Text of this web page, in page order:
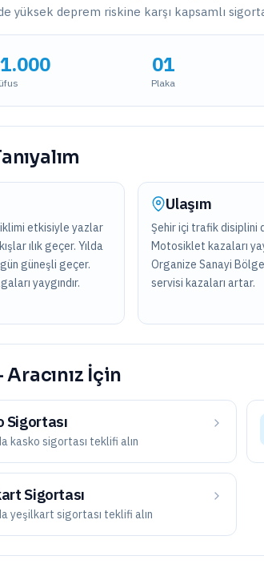
yüksek deprem riskine karşı kapsamlı
01
Plaka
iklimi etkisiyle yazlar
ılık geçer. Yılda
güneşli geçer.
yaygındır.
Ulaşım
Şehir içi trafik disiplini
Motosiklet kazaları
Organize Sanayi
servisi kazaları artar.
Aracınız İçin
Sigortası
kasko sigortası teklifi alın
Sigortası
yeşilkart sigortası teklifi alın